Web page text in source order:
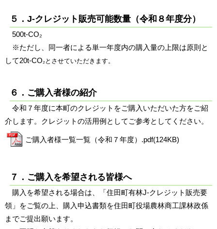
５．J-クレジット販売可能数量（令和８年度分）
500t-CO₂
※ただし、同一者による単一年度内の購入量の上限は原則と
して20t-CO₂とさせていただきます。
６．ご購入者様の紹介
令和７年度に本町のクレジットをご購入いただいた方をご紹
介します。クレジットの活用例としてご参考としてください。
ご購入者様一覧一覧（令和７年度）.pdf(124KB)
７．ご購入を希望される皆様へ
購入を希望される場合は、「住田町有林J-クレジット販売要
領」をご覧の上、購入申込書類を住田町役場農林商工課林政係
までご提出願います。